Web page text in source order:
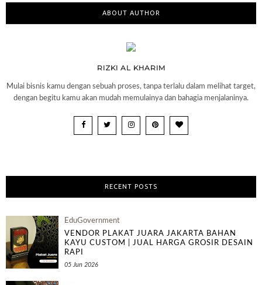
ABOUT AUTHOR
RIZKI AL KHARIM
Mulai bisnis kamu dengan sebuah proses, tanpa terlalu dalam melihat target,
dengan begitu kamu akan mudah memulainya dan bahagia menjalaninya.
RECENT POSTS
EduGovernment
VENDOR PLAKAT JUARA JAKARTA BAHAN
KAYU CUSTOM | JUAL HARGA GROSIR DESAIN
RAPI
05 Jun 2026